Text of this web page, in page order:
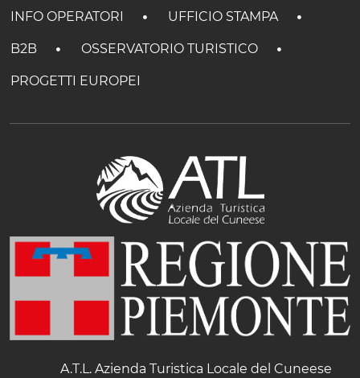
INFO OPERATORI UFFICIO STAMPA
B2B OSSERVATORIO TURISTICO
PROGETTI EUROPEI
A.T.L. Azienda Turistica Locale del Cuneese